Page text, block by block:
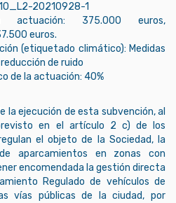
20210928-1
375.000 euros,
euros.
(etiquetado climático): Medidas
de ruido
de la actuación: 40%
la ejecución de esta subvención, al
en el artículo 2 c) de los
el objeto de la Sociedad, la
aparcamientos en zonas con
encomendada la gestión directa
Regulado de vehículos de
vías públicas de la ciudad, por